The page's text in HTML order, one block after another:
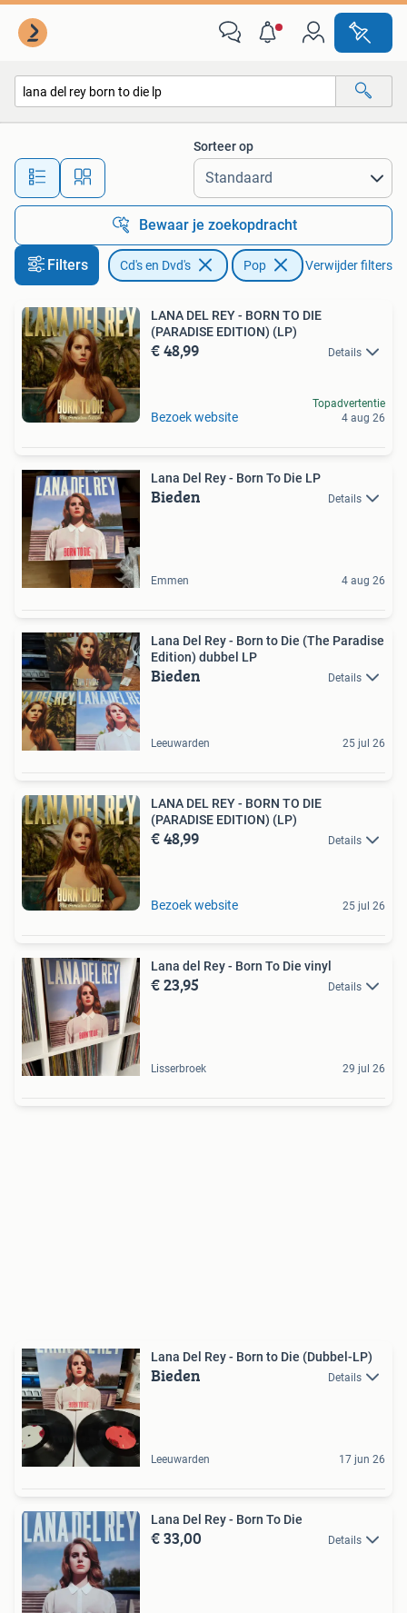
Alle afstanden…
Sorteer op
Bewaar je zoekopdracht
Filters Cd's en Dvd's Pop Verwijder filters
LANA DEL REY - BORN TO DIE
(PARADISE EDITION) (LP)
€ 48,99 Details
Bezoek website
Topadvertentie
4 aug 26
Lana Del Rey - Born To Die LP
Bieden Details
Emmen 4 aug 26
Lana Del Rey - Born to Die (The Paradise
Edition) dubbel LP
Bieden Details
Leeuwarden 25 jul 26
LANA DEL REY - BORN TO DIE
(PARADISE EDITION) (LP)
€ 48,99 Details
Bezoek website 25 jul 26
Lana del Rey - Born To Die vinyl
€ 23,95 Details
Lisserbroek 29 jul 26
Lana Del Rey - Born to Die (Dubbel-LP)
Bieden Details
Leeuwarden 17 jun 26
Lana Del Rey - Born To Die
€ 33,00 Details